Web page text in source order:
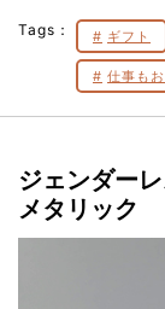
Tags： ギフト
仕事も
ジェンダー
メタリック